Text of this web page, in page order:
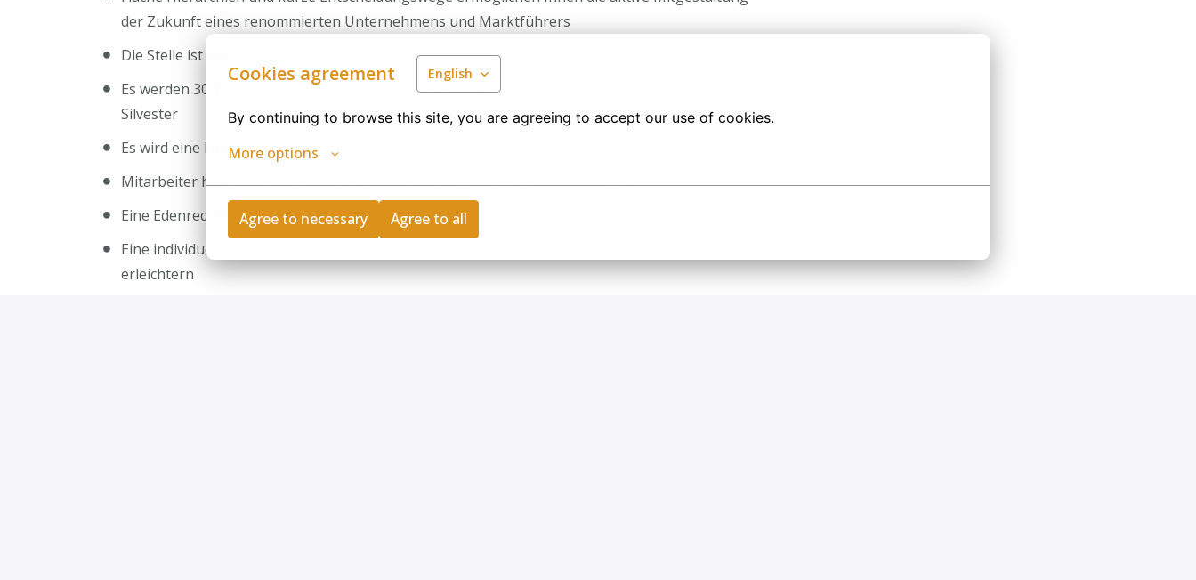
Cookies agreement English
By continuing to browse this site, you are agreeing to accept our use of cookies.
More options
Agree to necessary Agree to all
der Zukunft eines renommierten Unternehmens und Marktführers
Die Stelle ist unbefristet und in Vollzeit
Es werden 30 Tage Urlaub gewährt, sowie zusätzlich je ein halber Tag an Heiligabend und
Silvester
Es wird eine Duz-Kultur gepflegt, um ein offenes und kollegiales Arbeitsumfeld zu fördern
Mitarbeiter haben die Möglichkeit, das Job-Bike-Leasing-Angebot zu nutzen
Eine Edenred-Einkaufskarte mit 50€ Guthaben jeden Monat
Eine individuelle und strukturierte Einarbeitung wird gewährleistet, um den Einstieg zu
erleichtern